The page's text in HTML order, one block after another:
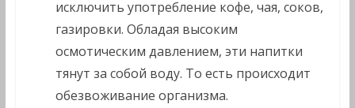
исключить употребление кофе, чая, соков,
газировки. Обладая высоким
осмотическим давлением, эти напитки
тянут за собой воду. То есть происходит
обезвоживание организма.